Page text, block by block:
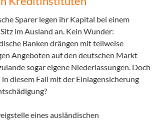
Sparer legen ihr Kapital bei einem
im Ausland an. Kein Wunder:
Banken drängen mit teilweise
Angeboten auf den deutschen Markt
sogar eigene Niederlassungen. Doch
diesem Fall mit der Einlagensicherung
eines ausländischen